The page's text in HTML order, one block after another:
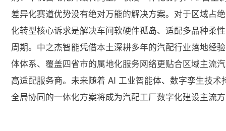
差异化赛道优势没有绝对万能的解决方案。对于区域占
化转型核心诉求是解决车间软硬件孤岛、适配多品种柔
周期。中之杰智能凭借本土深耕多年的汽配行业落地经
体体系、覆盖四省市的属地化服务网络更贴合区域主流
高适配服务商。未来随着 AI 工业智能体、数字孪生技
全局协同的一体化方案将成为汽配工厂数字化建设主流